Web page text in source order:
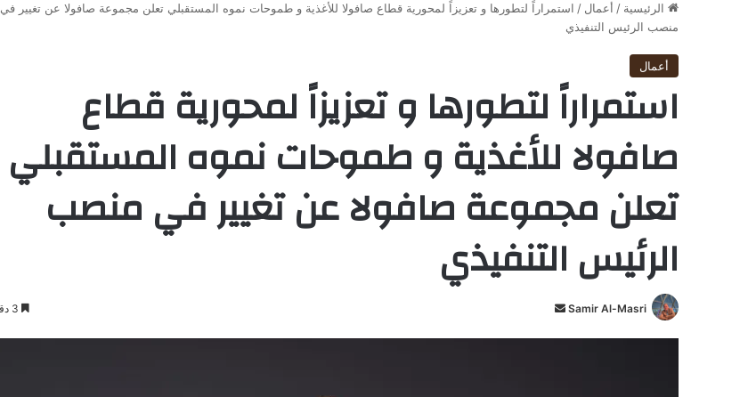
الرئيسية / أعمال / استمراراً لتطورها و تعزيزاً لمحورية قطاع صافولا للأغذية و طموحات نموه المستقبلي تعلن مجموعة صافولا عن تغيير في
منصب الرئيس التنفيذي
أعمال
استمراراً لتطورها و تعزيزاً لمحورية قطاع
صافولا للأغذية و طموحات نموه المستقبلي
تعلن مجموعة صافولا عن تغيير في منصب
الرئيس التنفيذي
Samir Al-Masri